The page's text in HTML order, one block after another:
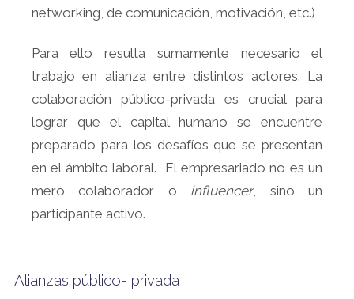
networking, de comunicación, motivación, etc.)
Para ello resulta sumamente necesario el
trabajo en alianza entre distintos actores. La
colaboración público-privada es crucial para
lograr que el capital humano se encuentre
preparado para los desafíos que se presentan
en el ámbito laboral. El empresariado no es un
mero colaborador o influencer, sino un
participante activo.
Alianzas público- privada